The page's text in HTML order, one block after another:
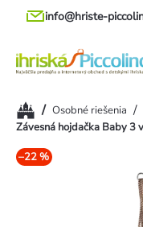
Prejsť
info@hriste-
Domov
/ Osobné riešenia /
Závesná hojdačka Baby
–22 %